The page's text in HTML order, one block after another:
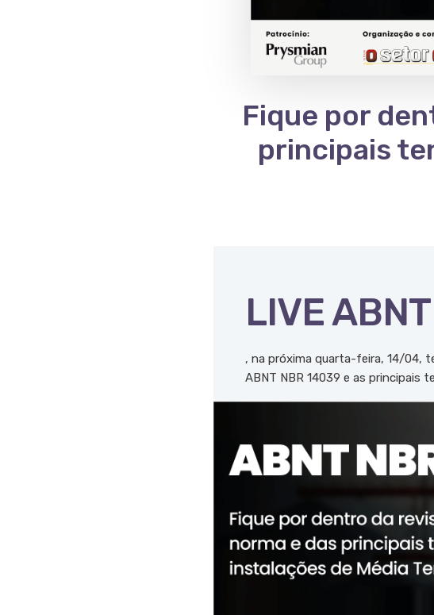
Fique por
principais
LIVE
, na próxima quarta-feira, 14/04,
ABNT NBR 14039 e as principais